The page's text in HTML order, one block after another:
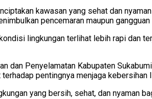
kawasan yang sehat dan
pencemaran maupun
lingkungan terlihat lebih rapi dan
dan Penyelamatan Kabupaten
pentingnya menjaga kebersihan
yang bersih, sehat, dan nyaman